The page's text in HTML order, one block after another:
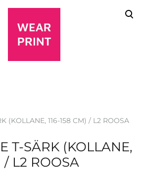
(KOLLANE, 116-158 CM) / L2 ROOSA
T-SÄRK (KOLLANE,
/ L2 ROOSA